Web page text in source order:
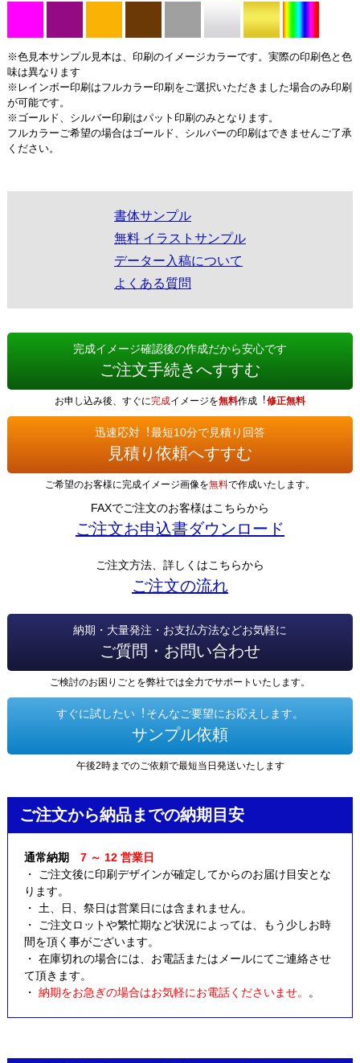
※色見本サンプル見本は、印刷のイメージカラーです。実際の印刷色と色
味は異なります
※レインボー印刷はフルカラー印刷をご選択いただきました場合のみ印刷
が可能です。
※ゴールド、シルバー印刷はパット印刷のみとなります。
フルカラーご希望の場合はゴールド、シルバーの印刷はできませんご了承
ください。
書体サンプル
無料 イラストサンプル
データー入稿について
よくある質問
完成イメージ確認後の作成だから安心です
ご注文手続きへすすむ
お申し込み後、すぐに完成イメージを無料作成︕修正無料
迅速応対︕最短10分で見積り回答
見積り依頼へすすむ
ご希望のお客様に完成イメージ画像を無料で作成いたします。
FAXでご注文のお客様はこちらから
ご注文お申込書ダウンロード
ご注文方法、詳しくはこちらから
ご注文の流れ
納期・大量発注・お支払方法などお気軽に
ご質問・お問い合わせ
ご検討のお困りごとを弊社では全力でサポートいたします。
すぐに試したい︕そんなご要望にお応えします。
サンプル依頼
午後2時までのご依頼で最短当日発送いたします
ご注文から納品までの納期目安
通常納期 7 ～ 12 営業日
・ ご注文後に印刷デザインが確定してからのお届け目安とな
ります。
・ 土、日、祭日は営業日には含まれません。
・ ご注文ロットや繁忙期など状況によっては、もう少しお時
間を頂く事がございます。
・ 在庫切れの場合には、お電話またはメールにてご連絡させ
て頂きます。
・ 納期をお急ぎの場合はお気軽にお電話くださいませ。 。